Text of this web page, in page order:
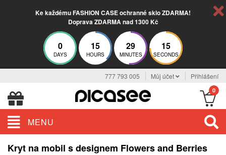
Ke každému FASHION CASE ochranné sklo ZDARMA!
Doprava ZDARMA nad 1300 Kč
0
DAYS
15
HOURS
29
MINUTES
15
SECONDS
777 793 005 Můj účet Přihlášení
0
MENU
Kryt na mobil s designem Flowers and Berries